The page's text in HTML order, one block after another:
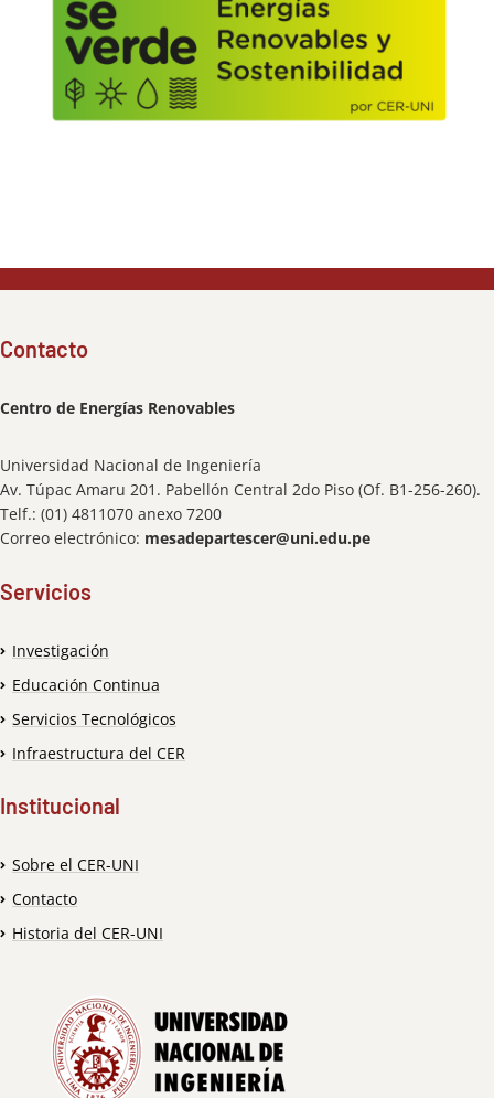
Contacto
Centro de Energías Renovables
Universidad Nacional de Ingeniería
Av. Túpac Amaru 201. Pabellón Central 2do Piso (Of. B1-256-260).
Telf.: (01) 4811070 anexo 7200
Correo electrónico: mesadepartescer@uni.edu.pe
Servicios
Investigación
Educación Continua
Servicios Tecnológicos
Infraestructura del CER
Institucional
Sobre el CER-UNI
Contacto
Historia del CER-UNI